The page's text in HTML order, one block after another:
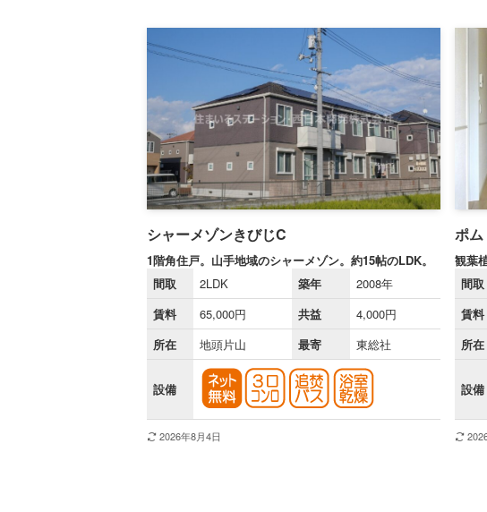
シャーメゾンきびじC
1階角住戸。山手地域のシャーメゾン。約15帖のLDK。
間取
2LDK 築年
2008年
賃料
65,000円 共益
4,000円
所在
地頭片山 最寄 東総社
設備
2026年8月4日
ポ
観葉
間取
賃料
所在
設備